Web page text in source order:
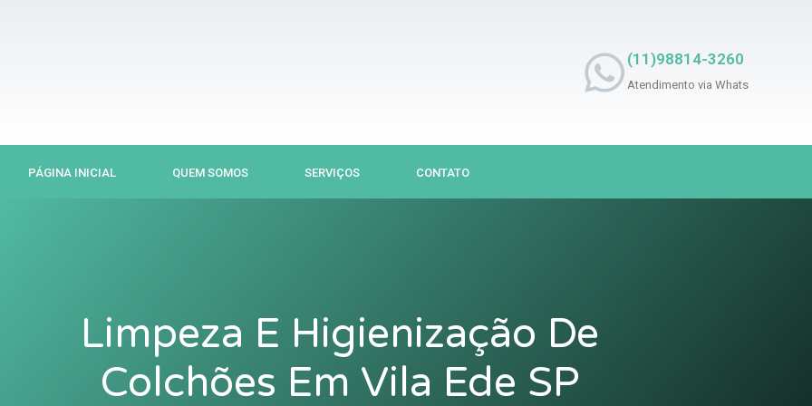
(11)98814-3260
Atendimento via Whats
PÁGINA INICIAL QUEM SOMOS SERVIÇOS CONTATO
Limpeza E Higienização De
Colchões Em Vila Ede SP